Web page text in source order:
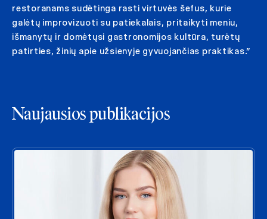
restoranams sudėtinga rasti virtuvės šefus, kurie
galėtų improvizuoti su patiekalais, pritaikyti meniu,
išmanytų ir domėtųsi gastronomijos kultūra, turėtų
patirties, žinių apie užsienyje gyvuojančias praktikas.”
Naujausios publikacijos